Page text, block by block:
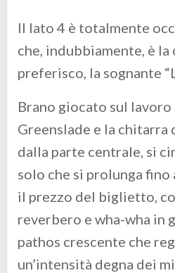
Il lato 4 è totalmente
che, indubbiamente, è la
preferisco, la sognante
Brano giocato sul lavoro
Greenslade e la chitarra
dalla parte centrale, si
solo che si prolunga fino
il prezzo del biglietto,
reverbero e wha-wha in
pathos crescente che
un’intensità degna dei